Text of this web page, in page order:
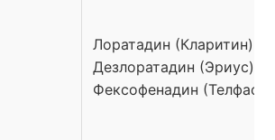
Лоратадин (Кларитин),
Дезлоратадин (Эриус),
Фексофенадин (Телфаст)